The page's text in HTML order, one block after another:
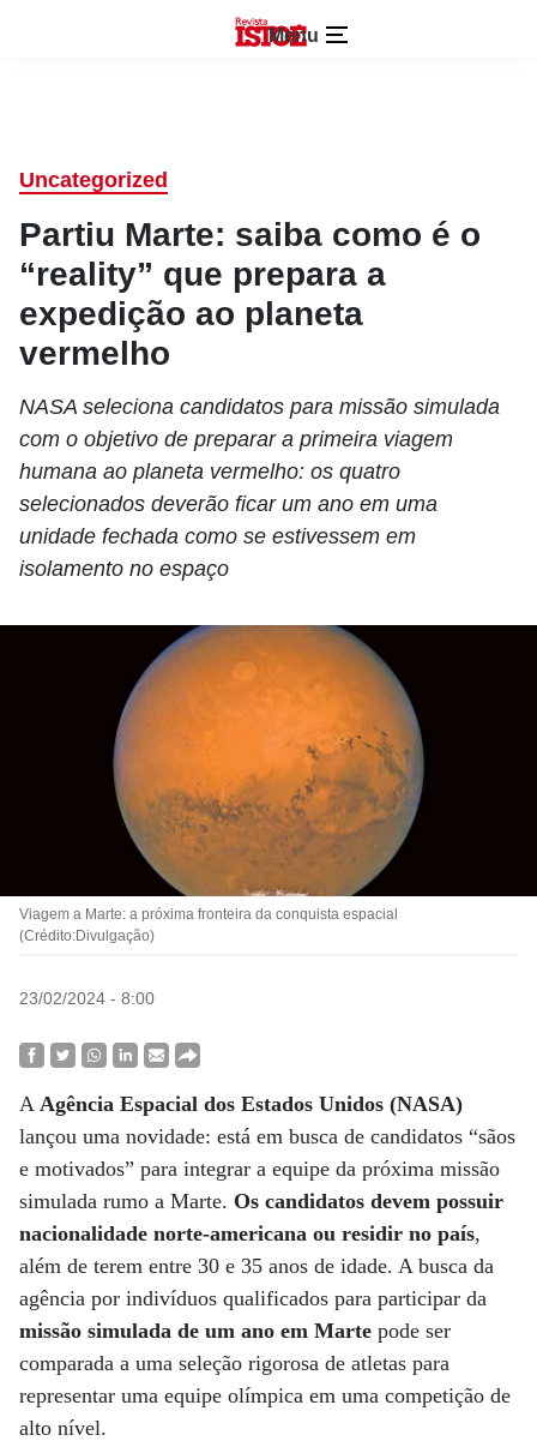
Menu
Uncategorized
Partiu Marte: saiba como é o
“reality” que prepara a
expedição ao planeta
vermelho
NASA seleciona candidatos para missão simulada
com o objetivo de preparar a primeira viagem
humana ao planeta vermelho: os quatro
selecionados deverão ficar um ano em uma
unidade fechada como se estivessem em
isolamento no espaço
Viagem a Marte: a próxima fronteira da conquista espacial
(Crédito:Divulgação)
23/02/2024 - 8:00
A Agência Espacial dos Estados Unidos (NASA)
lançou uma novidade: está em busca de candidatos “sãos
e motivados” para integrar a equipe da próxima missão
simulada rumo a Marte. Os candidatos devem possuir
nacionalidade norte-americana ou residir no país,
além de terem entre 30 e 35 anos de idade. A busca da
agência por indivíduos qualificados para participar da
missão simulada de um ano em Marte pode ser
comparada a uma seleção rigorosa de atletas para
representar uma equipe olímpica em uma competição de
alto nível.